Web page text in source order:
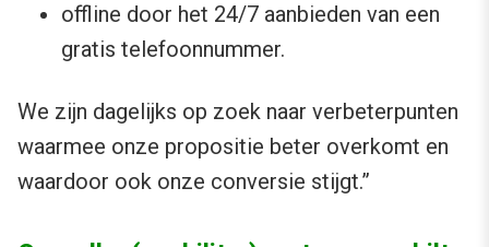
offline door het 24/7 aanbieden van een
gratis telefoonnummer.
We zijn dagelijks op zoek naar verbeterpunten
waarmee onze propositie beter overkomt en
waardoor ook onze conversie stijgt.”